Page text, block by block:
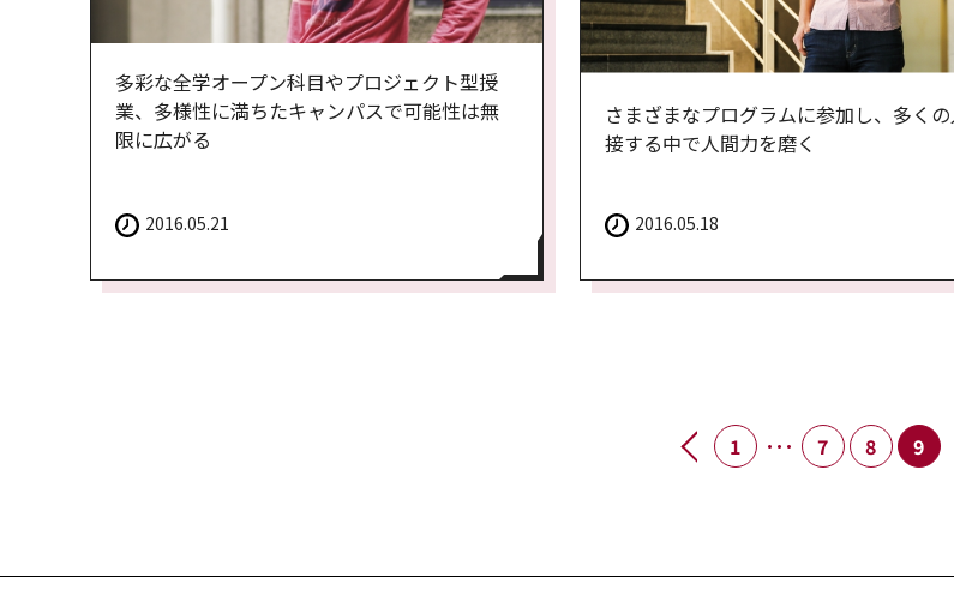
多彩な全学オープン科目やプロジェクト型授
業、多様性に満ちたキャンパスで可能性は無
限に広がる
2016.05.21
さまざまなプログラムに参加し、多くの
接する中で人間力を磨く
2016.05.18
1 … 7 8 9